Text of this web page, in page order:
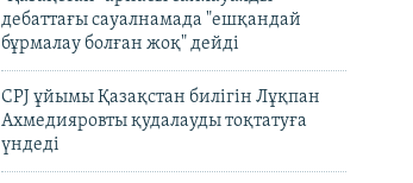
дебаттағы сауалнамада "ешқандай
бұрмалау болған жоқ" дейді
CPJ ұйымы Қазақстан билігін Лұқпан
Ахмедияровты қудалауды тоқтатуға
үндеді